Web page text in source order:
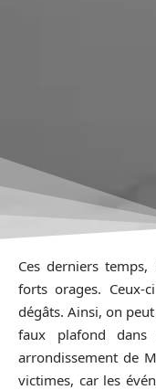
Ces derniers
forts orages. Ceux-
dégâts. Ainsi, on
faux plafond
arrondissement de
victimes, car les